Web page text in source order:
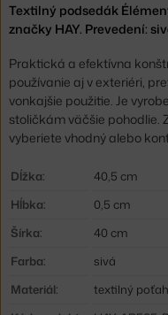
Textilný podsedák
značky HAY. Prevedení:
Praktická a efektívna
používanie aj v exteriéri,
vonkajšie použitie. Je
stoličkám väčšie pohodlie.
vyberiete vhodný alebo
Dĺžka:
40,5 cm
Hĺbka:
0,5 cm
Šírka:
40 cm
Farba:
sivá
Materiál:
textilný poťah